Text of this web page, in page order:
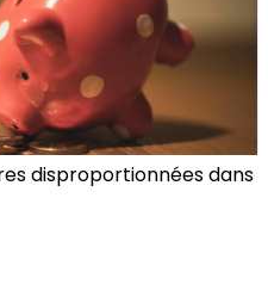
disproportionnées dans